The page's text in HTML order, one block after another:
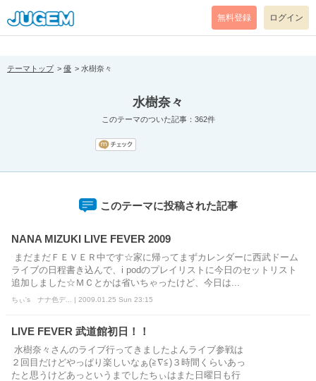
[pear_error: message="Success" code=0 mode=return level=notice
prefix="" info=""]
無料登録 ログイン
テーマトップ 優 水樹奈々
水樹奈々
このテーマのついた記事：362件
このテーマに投稿された記事
NANA MIZUKI LIVE FEVER 2009
まだまだＦＥＶＥＲ中です☆家に帰ってまずカレンダーに西武ドーム
ライブの日程書き込んで、i podのプレイリストに今日のセットリスト
追加しました☆ＭＣとかは省いちゃったけど、今日は...
ちぃ's ナナ色デ... | 2009.01.25 Sun 23:15
LIVE FEVER 武道館初日！！
水樹奈々さんのライブ行ってきましたよんライブ参戦は
２回目だけどやっぱり楽しいなぁ(≧∇≦)３時間くらいあっ
たと思うけどあっというまでしたちぃはまた日曜日も行